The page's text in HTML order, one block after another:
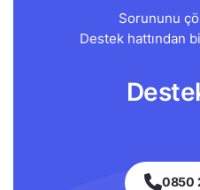
Sorununu
Destek hattından
0850